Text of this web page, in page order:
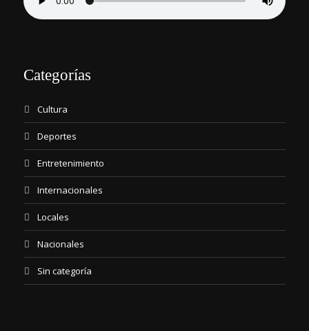
Categorías
Cultura
Deportes
Entretenimiento
Internacionales
Locales
Nacionales
Sin categoría